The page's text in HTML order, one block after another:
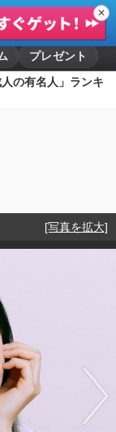
✕
プレゼント
の有名人」ランキ
[写真を拡大]